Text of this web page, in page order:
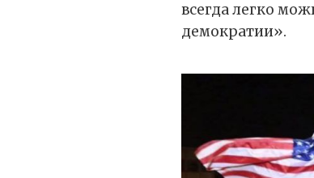
всегда легко
демократии».